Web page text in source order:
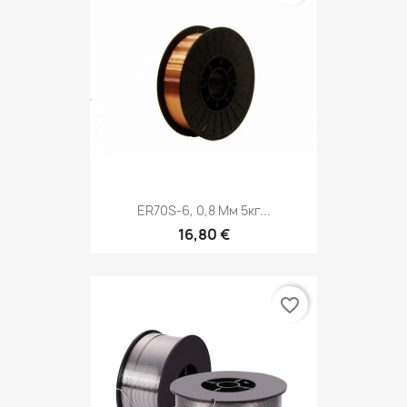
ER70S-6, 0,8 Мм 5кг...
16,80 €
favorite_border